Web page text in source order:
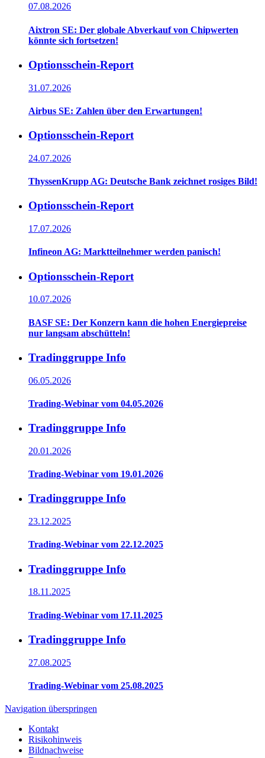
07.08.2026
Aixtron SE: Der globale Abverkauf von Chipwerten
könnte sich fortsetzen!
Optionsschein-Report
31.07.2026
Airbus SE: Zahlen über den Erwartungen!
Optionsschein-Report
24.07.2026
ThyssenKrupp AG: Deutsche Bank zeichnet rosiges Bild!
Optionsschein-Report
17.07.2026
Infineon AG: Marktteilnehmer werden panisch!
Optionsschein-Report
10.07.2026
BASF SE: Der Konzern kann die hohen Energiepreise
nur langsam abschütteln!
Tradinggruppe Info
06.05.2026
Trading-Webinar vom 04.05.2026
Tradinggruppe Info
20.01.2026
Trading-Webinar vom 19.01.2026
Tradinggruppe Info
23.12.2025
Trading-Webinar vom 22.12.2025
Tradinggruppe Info
18.11.2025
Trading-Webinar vom 17.11.2025
Tradinggruppe Info
27.08.2025
Trading-Webinar vom 25.08.2025
Navigation überspringen
Kontakt
Risikohinweis
Bildnachweise